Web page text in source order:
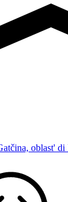
oblast' di